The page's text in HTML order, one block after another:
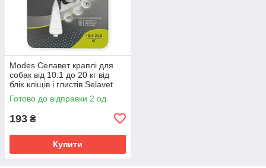
Modes Селавет краплі для
собак від 10.1 до 20 кг від
бліх кліщів і глистів Selavet
протипаразитарний засіб
Готово до відправки 2 од.
193 ₴
Купити